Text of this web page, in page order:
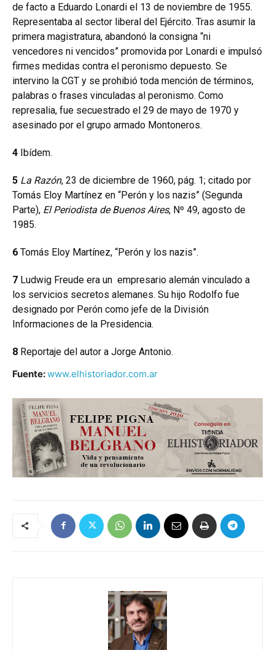
de facto a Eduardo Lonardi el 13 de noviembre de 1955.
Representaba al sector liberal del Ejército. Tras asumir la
primera magistratura, abandonó la consigna “ni
vencedores ni vencidos” promovida por Lonardi e impulsó
firmes medidas contra el peronismo depuesto. Se
intervino la CGT y se prohibió toda mención de términos,
palabras o frases vinculadas al peronismo. Como
represalia, fue secuestrado el 29 de mayo de 1970 y
asesinado por el grupo armado Montoneros.
4 Ibídem.
5 La Razón, 23 de diciembre de 1960, pág. 1; citado por
Tomás Eloy Martínez en “Perón y los nazis” (Segunda
Parte), El Periodista de Buenos Aires, Nº 49, agosto de
1985.
6 Tomás Eloy Martínez, “Perón y los nazis”.
7 Ludwig Freude era un empresario alemán vinculado a
los servicios secretos alemanes. Su hijo Rodolfo fue
designado por Perón como jefe de la División
Informaciones de la Presidencia.
8 Reportaje del autor a Jorge Antonio.
Fuente:www.elhistoriador.com.ar